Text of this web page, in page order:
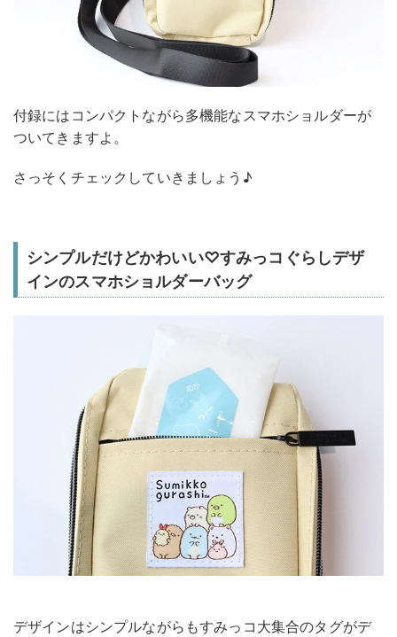
付録にはコンパクトながら多機能なスマホショルダーが
ついてきますよ。
さっそくチェックしていきましょう♪
シンプルだけどかわいい♡すみっコぐらしデザ
インのスマホショルダーバッグ
デザインはシンプルながらもすみっコ大集合のタグがデ